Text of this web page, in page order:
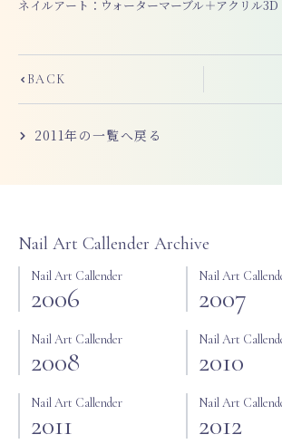
ネイルアート：ウォーターマーブル＋アクリル3D
BACK
2011年の一覧へ戻る
Nail Art Callender Archive
Nail Art Callender
2006
Nail Art
2007
Nail Art Callender
2008
Nail Art
2010
Nail Art Callender
2011
Nail Art
2012